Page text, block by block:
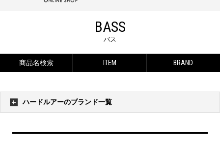
BASS
バス
商品名検索 ITEM BRAND
ハードルアーのブランド一覧